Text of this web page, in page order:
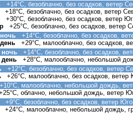
+14°C, безоблачно, без осадков, ветер
+18°C, безоблачно, без осадков, ветер
+30°C, безоблачно, без осадков, ветер
+25°C, безоблачно, без осадков, ветер
+14°C, безоблачно, без осадков,
+29°C, малооблачно, без осадков,
ночь +14°C, безоблачно, без осадков,
+28°C, малооблачно, небольшой
+12°C, безоблачно, без осадков, ветер
+26°C, малооблачно, без осадков,
малооблачно, небольшой дождь,
облачно, небольшой дождь, ветер
+9°C, безоблачно, без осадков, ветер
+24°C, малооблачно, небольшой дождь,